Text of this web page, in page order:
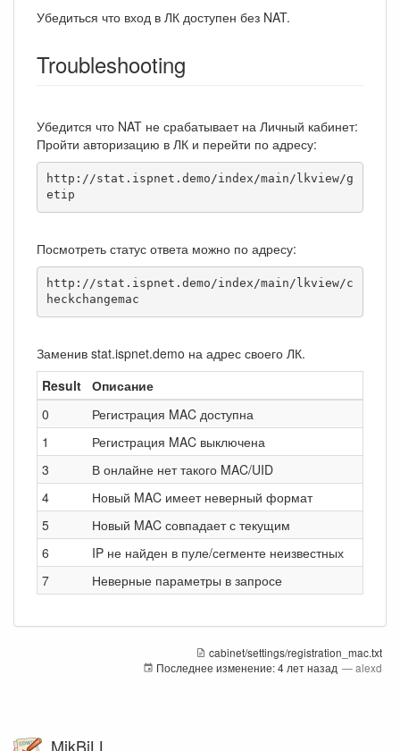
Убедиться что вход в ЛК доступен без NAT.
Troubleshooting
Убедится что NAT не срабатывает на Личный кабинет:
Пройти авторизацию в ЛК и перейти по адресу:
http://stat.ispnet.demo/index/main/lkview/g
etip
Посмотреть статус ответа можно по адресу:
http://stat.ispnet.demo/index/main/lkview/c
heckchangemac
Заменив stat.ispnet.demo на адрес своего ЛК.
Result Описание
0
Регистрация MAC доступна
1
Регистрация MAC выключена
3
В онлайне нет такого MAC/UID
4
Новый MAC имеет неверный формат
5
Новый MAC совпадает с текущим
6
IP не найден в пуле/сегменте неизвестных
7
Неверные параметры в запросе
cabinet/settings/registration_mac.txt
Последнее изменение:4 лет назад —alexd
MikBiLL